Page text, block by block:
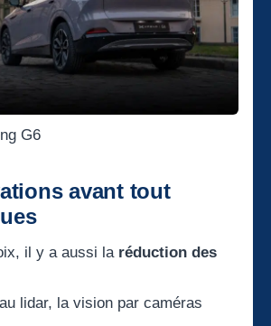
G6
avant tout
il y a aussi la réduction des
lidar, la vision par caméras